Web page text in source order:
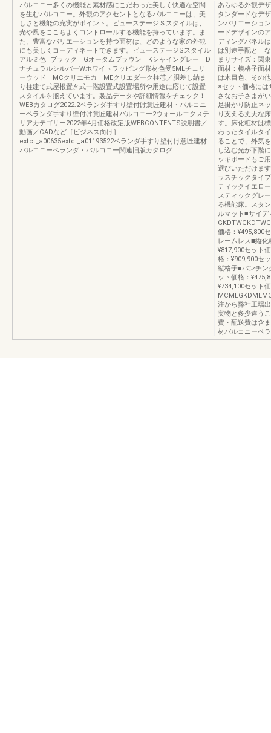
バルコニー多くの機能と素材感にこだわった美しく快適な空間
を生むバルコニー。外観のアクセントとなるバルコニーは、美
しさと機能の充実がポイント。ビューステージＳスタイルは、
光や風をここちよくコントロールする機能を持っています。ま
た、豊富なバリエーションを持つ面材は、どのような家の外観
にも美しくコーディネートできます。ビューステージSスタイル
アルミ色Tブラック Gオータムブラウン Kシャイングレー D
ナチュラルシルバーWホワイトラッピング形材色受5MLチェリ
ーウッド MCクリエモカ MEクリエダーク柱芯／胴差し納ま
り柱建て式屋根置き式一階設置式設置場所や用途に応じて設置
スタイルを揃えています。製品データや詳細情報をチェック！
WEBカタログ2022.2ベランダ手すり壁付け意匠建材・バルコニ
ーベランダ手すり壁付け意匠建材バルコニー2ウォールエクステ
リアカテゴリー2022年4月価格改定版WEBCONTENTS説明書／
動画／CADなど［ビジネス向け］
extct_a00635extct_a01193522ベランダ手すり壁付け意匠建材
バルコニーベランダ・バルコニー関連旧版カタログ
あらゆる外観デ
タンダードなデ
ンバリエーショ
ードデザインの
ディングパネル
は別途手配と な
まりサイズ：関
面材：横格子面
は木目色、その
※セット価格には
さなお子さまが
足掛かり防止ネ
り支える丈夫な
す。床化粧材は
わったタイルタ
ることで、外気
し込む光が下階
ッキボードもご
選びいただけま
ラスチックタイ
ティックイエロ
スティックグレ
る機能床。スタ
ルマット■サイ
価格：¥495,800
レームレス■縦化
¥817,900セット
格：¥909,900セ
縦格子■パンチン
ット価格：
¥734,100セット
注から弊社工場
実物と多少違う
費・配送費は含
材バルコニーベ